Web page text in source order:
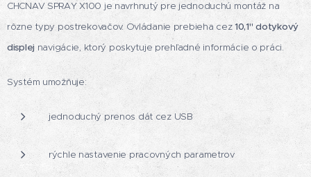
CHCNAV SPRAY X100 je navrhnutý pre jednoduchú montáž na
rôzne typy postrekovačov. Ovládanie prebieha cez10,1" dotykový
displej navigácie, ktorý poskytuje prehľadné informácie o práci.
Systém umožňuje:
jednoduchý prenos dát cez USB
rýchle nastavenie pracovných parametrov